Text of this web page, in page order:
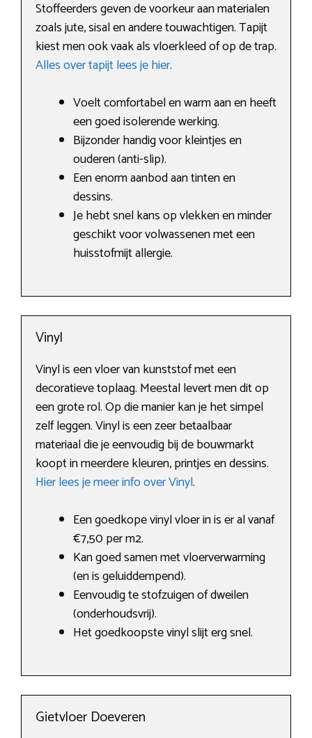
Stoffeerders geven de voorkeur aan materialen
zoals jute, sisal en andere touwachtigen. Tapijt
kiest men ook vaak als vloerkleed of op de trap.
Alles over tapijt lees je hier.
Voelt comfortabel en warm aan en heeft
een goed isolerende werking.
Bijzonder handig voor kleintjes en
ouderen (anti-slip).
Een enorm aanbod aan tinten en
dessins.
Je hebt snel kans op vlekken en minder
geschikt voor volwassenen met een
huisstofmijt allergie.
Vinyl
Vinyl is een vloer van kunststof met een
decoratieve toplaag. Meestal levert men dit op
een grote rol. Op die manier kan je het simpel
zelf leggen. Vinyl is een zeer betaalbaar
materiaal die je eenvoudig bij de bouwmarkt
koopt in meerdere kleuren, printjes en dessins.
Hier lees je meer info over Vinyl.
Een goedkope vinyl vloer in is er al vanaf
€7,50 per m2.
Kan goed samen met vloerverwarming
(en is geluiddempend).
Eenvoudig te stofzuigen of dweilen
(onderhoudsvrij).
Het goedkoopste vinyl slijt erg snel.
Gietvloer Doeveren